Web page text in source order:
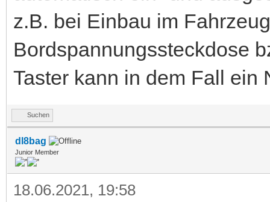
z.B. bei Einbau im
Bordspannungssteckdose
Taster kann in dem Fall ein
Suchen
dl8bag
Junior Member
18.06.2021, 19:58